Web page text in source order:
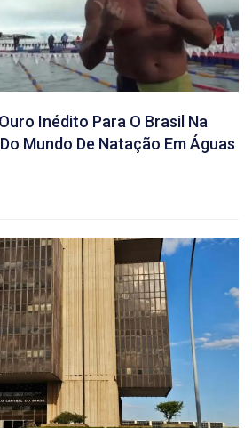
Inédito Para O Brasil Na
Mundo De Natação Em Águas